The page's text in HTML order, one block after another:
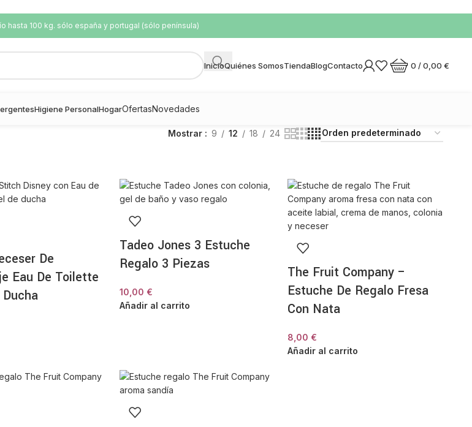
hasta 100 kg. sólo españa y portugal (sólo península)
InicioQuiénes SomosTiendaBlogContacto 0 /0,00 €
Higiene PersonalHogarOfertasNovedades
Mostrar 9 12 18 24
De
Eau De Toilette
Tadeo Jones 3 Estuche
Regalo 3 Piezas
10,00 €
Añadir al carrito
The Fruit Company –
Estuche De Regalo Fresa
Con Nata
8,00 €
Añadir al carrito